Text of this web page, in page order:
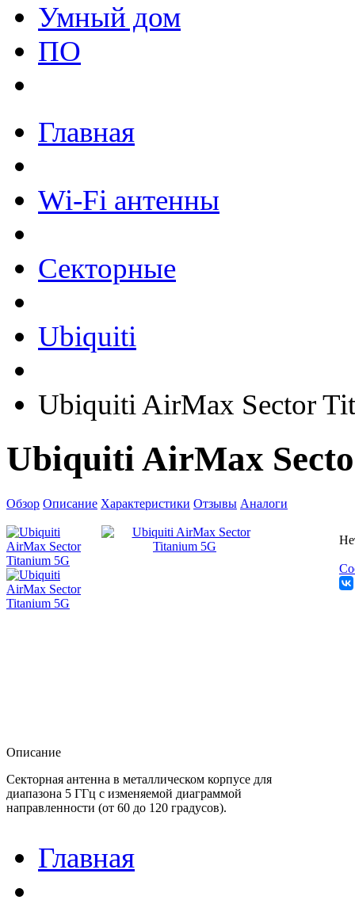
Умный дом
ПО
Главная
Wi-Fi антенны
Секторные
Ubiquiti
Ubiquiti AirMax Sector
Ubiquiti AirMax
Обзор Описание Характеристики Отзывы Аналоги
Описание
Секторная антенна в металлическом корпусе для
диапазона 5 ГГц с изменяемой диаграммой
направленности (от 60 до 120 градусов).
Главная